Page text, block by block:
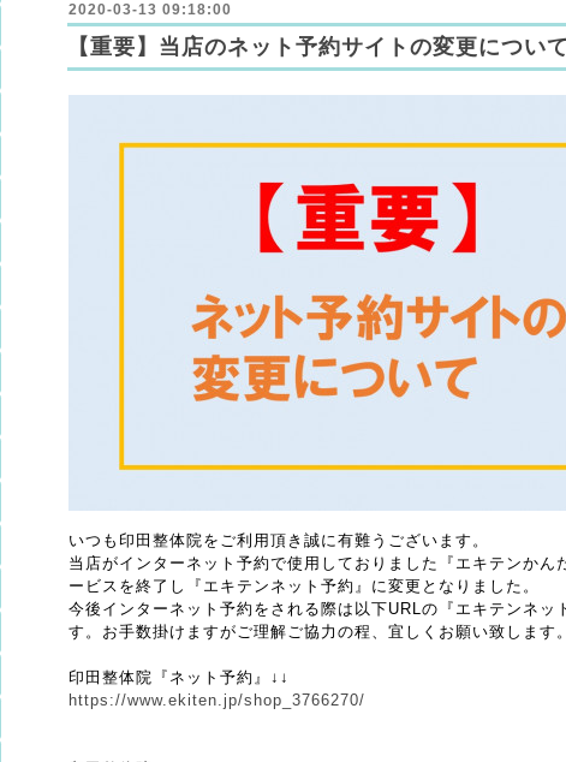
2020-03-13 09:18:00
【重要】当店のネット予約サイトの変更について
いつも印田整体院をご利用頂き誠に有難うございます。
当店がインターネット予約で使用しておりました『エキテンかん
ービスを終了し『エキテンネット予約』に変更となりました。
今後インターネット予約をされる際は以下URLの『エキテンネッ
す。お手数掛けますがご理解ご協力の程、宜しくお願い致します。
印田整体院『ネット予約』↓↓
https://www.ekiten.jp/shop_3766270/